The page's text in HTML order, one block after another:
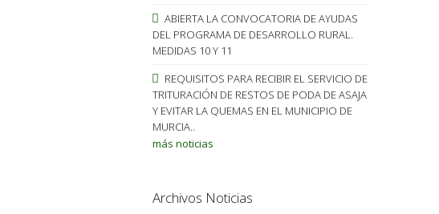
ABIERTA LA CONVOCATORIA DE AYUDAS
DEL PROGRAMA DE DESARROLLO RURAL.
MEDIDAS 10 Y 11
REQUISITOS PARA RECIBIR EL SERVICIO DE
TRITURACIÓN DE RESTOS DE PODA DE ASAJA
Y EVITAR LA QUEMAS EN EL MUNICIPIO DE
MURCIA..
más noticias
Archivos Noticias